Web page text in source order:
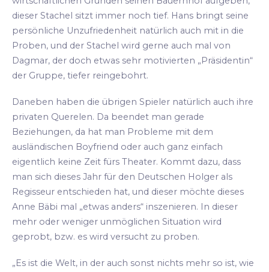
dieser Stachel sitzt immer noch tief. Hans bringt seine
persönliche Unzufriedenheit natürlich auch mit in die
Proben, und der Stachel wird gerne auch mal von
Dagmar, der doch etwas sehr motivierten „Präsidentin“
der Gruppe, tiefer reingebohrt.
Daneben haben die übrigen Spieler natürlich auch ihre
privaten Querelen. Da beendet man gerade
Beziehungen, da hat man Probleme mit dem
ausländischen Boyfriend oder auch ganz einfach
eigentlich keine Zeit fürs Theater. Kommt dazu, dass
man sich dieses Jahr für den Deutschen Holger als
Regisseur entschieden hat, und dieser möchte dieses
Anne Bäbi mal „etwas anders“ inszenieren. In dieser
mehr oder weniger unmöglichen Situation wird
geprobt, bzw. es wird versucht zu proben.
„Es ist die Welt, in der auch sonst nichts mehr so ist, wie